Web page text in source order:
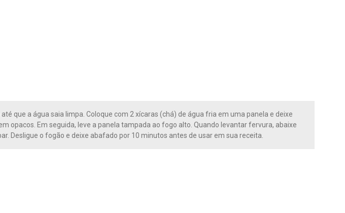
até que a água saia limpa. Coloque com 2 xícaras (chá) de água fria em uma panela e deixe
opacos. Em seguida, leve a panela tampada ao fogo alto. Quando levantar fervura, abaixe
Desligue o fogão e deixe abafado por 10 minutos antes de usar em sua receita.